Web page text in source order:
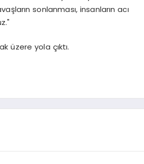
sonlanması, insanların acı
üzere yola çıktı.